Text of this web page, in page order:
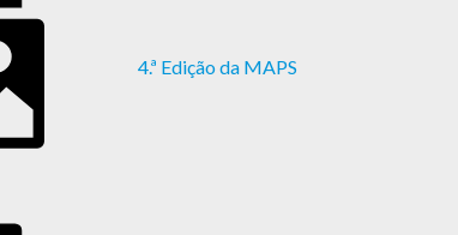
4.ª Edição da MAPS